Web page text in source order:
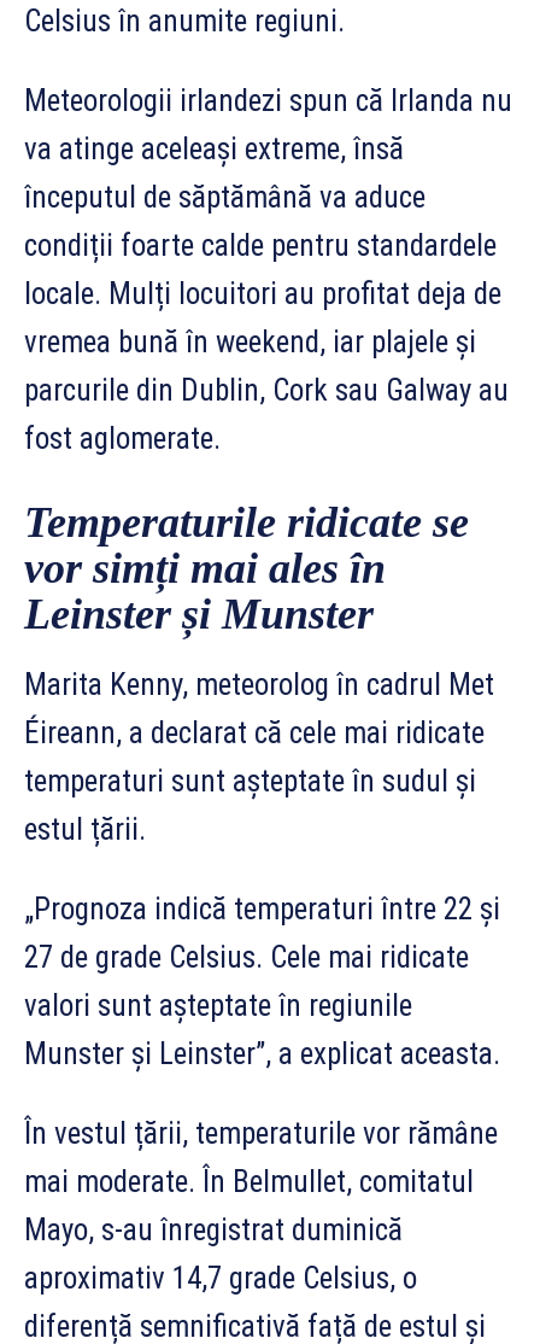
Celsius în anumite regiuni.
Meteorologii irlandezi spun că Irlanda nu
va atinge aceleași extreme, însă
începutul de săptămână va aduce
condiții foarte calde pentru standardele
locale. Mulți locuitori au profitat deja de
vremea bună în weekend, iar plajele și
parcurile din Dublin, Cork sau Galway au
fost aglomerate.
Temperaturile ridicate se
vor simți mai ales în
Leinster și Munster
Marita Kenny, meteorolog în cadrul Met
Éireann, a declarat că cele mai ridicate
temperaturi sunt așteptate în sudul și
estul țării.
„Prognoza indică temperaturi între 22 și
27 de grade Celsius. Cele mai ridicate
valori sunt așteptate în regiunile
Munster și Leinster”, a explicat aceasta.
În vestul țării, temperaturile vor rămâne
mai moderate. În Belmullet, comitatul
Mayo, s-au înregistrat duminică
aproximativ 14,7 grade Celsius, o
diferență semnificativă față de estul și